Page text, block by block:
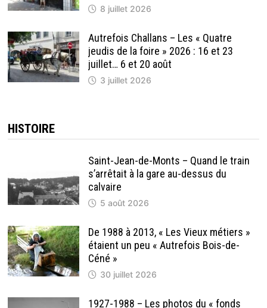
8 juillet 2026
Autrefois Challans – Les « Quatre
jeudis de la foire » 2026 : 16 et 23
juillet… 6 et 20 août
3 juillet 2026
HISTOIRE
Saint-Jean-de-Monts – Quand le train
s’arrêtait à la gare au-dessus du
calvaire
5 août 2026
De 1988 à 2013, « Les Vieux métiers »
étaient un peu « Autrefois Bois-de-
Céné »
30 juillet 2026
1927-1988 – Les photos du « fonds